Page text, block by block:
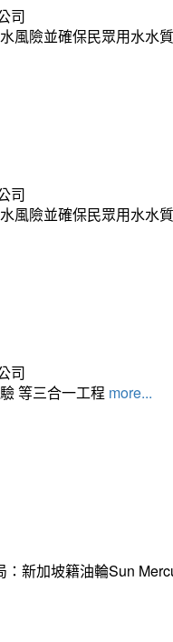
司
風險並確保民眾用水水
司
風險並確保民眾用水水
司
等三合一工程 more...
新加坡籍油輪Sun